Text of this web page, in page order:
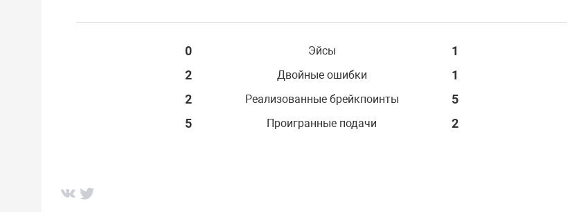
0 Эйсы
1
2
Двойные ошибки
1
2
Реализованные брейкпоинты
5
5
Проигранные подачи 2